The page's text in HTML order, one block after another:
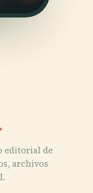
editorial de
archivos